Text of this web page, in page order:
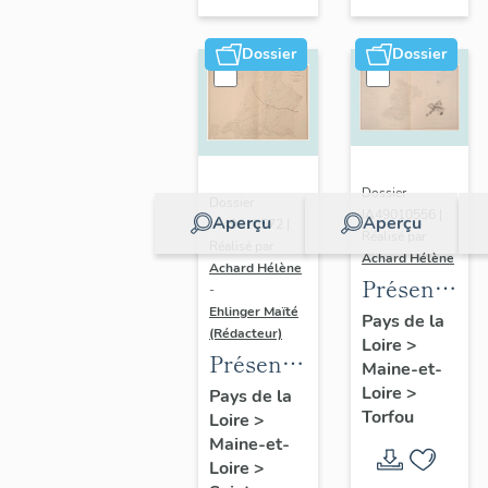
sur-
Moine
Dossier
Aperçu
IA49010572 |
Achard Hélène
-
Ehlinger Maïté
(Rédacteur)
Présentation
du
patrimoine
industriel
Pays de la
Loire >
Maine-et-
Loire >
Dossier
Aperçu
Dossier
IA49010556 |
Réalisé par
Achard Hélène
du
patrimoine
industriel
de la
commune
de
Pays de la
Loire >
Maine-et-
Loire >
Torfou